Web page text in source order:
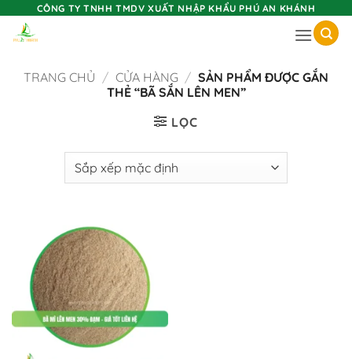
CÔNG TY TNHH TMDV XUẤT NHẬP KHẨU PHÚ AN KHÁNH
TRANG CHỦ / CỬA HÀNG / SẢN PHẨM ĐƯỢC GẮN
THẺ “BÃ SẮN LÊN MEN”
LỌC